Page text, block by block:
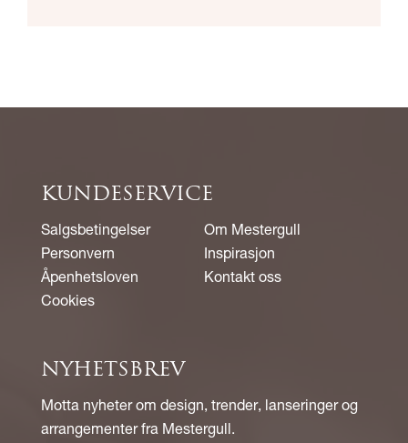
KUNDESERVICE
Salgsbetingelser
Personvern
Åpenhetsloven
Cookies
Om Mestergull
Inspirasjon
Kontakt oss
NYHETSBREV
Motta nyheter om design, trender, lanseringer og
arrangementer fra Mestergull.